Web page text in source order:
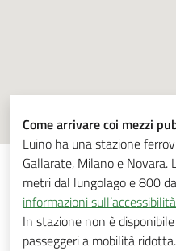
Come arrivare coi mezzi
Luino ha una stazione
Gallarate, Milano e Novara.
metri dal lungolago e 800
informazioni
In stazione non è
passeggeri a mobilità